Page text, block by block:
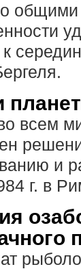
всем
и
г. в